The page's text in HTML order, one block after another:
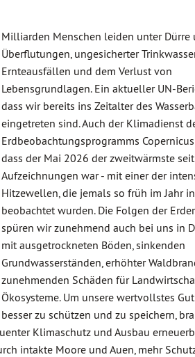
Milliarden Menschen leiden unter Dürre
Überflutungen, ungesicherter
Ernteausfällen und dem Verlust von
Lebensgrundlagen. Ein aktueller UN-
dass wir bereits ins Zeitalter des
eingetreten sind. Auch der Klimadienst
Erdbeobachtungsprogramms
dass der Mai 2026 der zweitwärmste
Aufzeichnungen war - mit einer der
Hitzewellen, die jemals so früh im Jahr
beobachtet wurden. Die Folgen der
spüren wir zunehmend auch bei uns in
mit ausgetrockneten Böden, sinkenden
Grundwasserständen, erhöhter
zunehmenden Schäden für
Ökosysteme. Um unsere wertvollstes Gut
besser zu schützen und zu speichern,
Klimaschutz und Ausbau
intakte Moore und Auen, mehr